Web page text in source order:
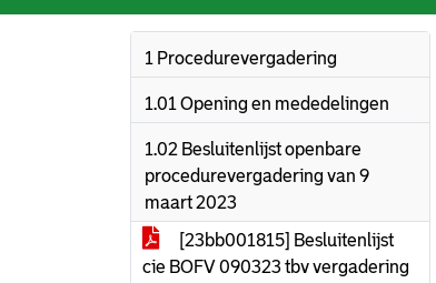
1 Procedurevergadering
1.01 Opening en mededelingen
1.02 Besluitenlijst openbare
procedurevergadering van 9
maart 2023
[23bb001815] Besluitenlijst
cie BOFV 090323 tbv vergadering